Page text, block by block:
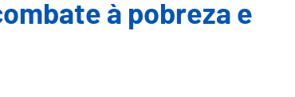
à pobreza e